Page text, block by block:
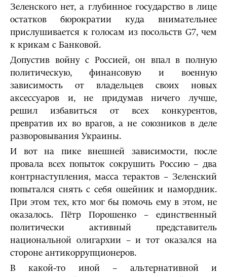
Зеленского нет, а глубинное государство в лице
остатков бюрократии куда внимательнее
прислушивается к голосам из посольств G7, чем
к крикам с Банковой.
Допустив войну с Россией, он впал в полную
политическую, финансовую и военную
зависимость от владельцев своих новых
аксессуаров и, не придумав ничего лучше,
решил избавиться от всех конкурентов,
превратив их во врагов, а не союзников в деле
разворовывания Украины.
И вот на пике внешней зависимости, после
провала всех попыток сокрушить Россию – два
контрнаступления, масса терактов – Зеленский
попытался снять с себя ошейник и намордник.
При этом тех, кто мог бы помочь ему в этом, не
оказалось. Пётр Порошенко – единственный
политически активный представитель
национальной олигархии – и тот оказался на
стороне антикоррупционеров.
В какой-то иной – альтернативной и